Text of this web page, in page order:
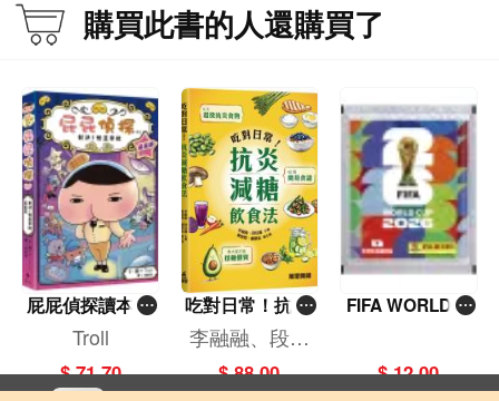
購買此書的人還購買了
屁屁偵探讀本(1
3)－－對決！怪
篇）
Troll
$ 71.70
吃對日常！抗炎
減糖飲食法
李融融、段佳
麗,黃梨煜、顧
凱辰
$ 88.00
FIFA WORLD C
包）
$ 12.00